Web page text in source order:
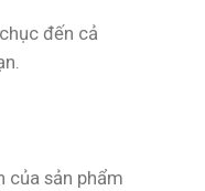
đến cả
của sản phẩm